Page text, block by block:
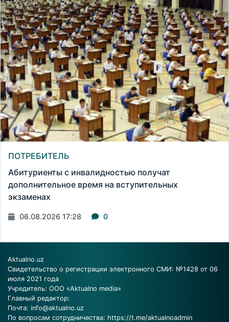
ПОТРЕБИТЕЛЬ
Абитуриенты с инвалидностью получат
дополнительное время на вступительных
экзаменах
06.08.2026 17:28 0
Aktualno.uz
Свидетельство о регистрации электронного СМИ: №1428 от 06
июля 2021 года
Учредитель: ООО «Aktualno media»
Главный редактор:
Почта: info@aktualno.uz
По вопросам сотрудничества: https://t.me/aktualnoadmin